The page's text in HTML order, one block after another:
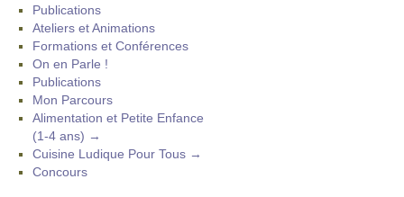
Publications
Ateliers et Animations
Formations et Conférences
On en Parle !
Publications
Mon Parcours
Alimentation et Petite Enfance
(1-4 ans) →
Cuisine Ludique Pour Tous →
Concours